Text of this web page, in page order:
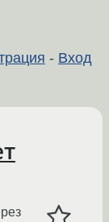
- Вход